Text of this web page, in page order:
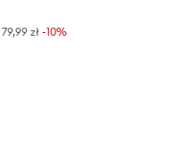
79,99 zł -10%